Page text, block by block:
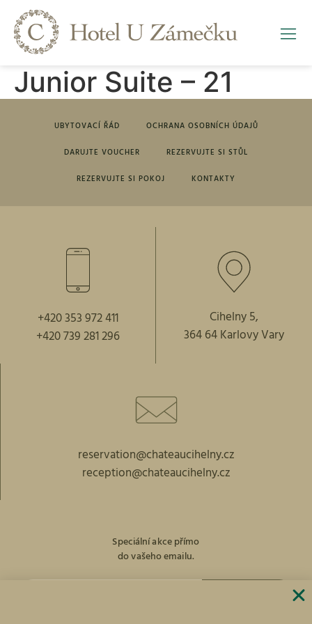
Junior Suite – 21
UBYTOVACÍ ŘÁD OCHRANA OSOBNÍCH ÚDAJŮ
DARUJTE VOUCHER REZERVUJTE SI STŮL
REZERVUJTE SI POKOJ KONTAKTY
+420 353 972 411
+420 739 281 296
Cihelny 5,
364 64 Karlovy Vary
reservation@chateaucihelny.cz
reception@chateaucihelny.cz
Speciální akce přímo
do vašeho emailu.